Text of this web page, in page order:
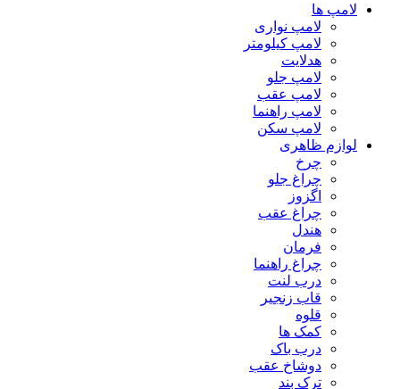
لامپ ها
لامپ نواری
لامپ کیلومتر
هدلایت
لامپ جلو
لامپ عقب
لامپ راهنما
لامپ سکن
لوازم ظاهری
چرخ
چراغ جلو
اگزوز
چراغ عقب
هندل
فرمان
چراغ راهنما
درب لنت
قاب زنجیر
قلوه
کمک ها
درب باک
دوشاخ عقب
ترک بند